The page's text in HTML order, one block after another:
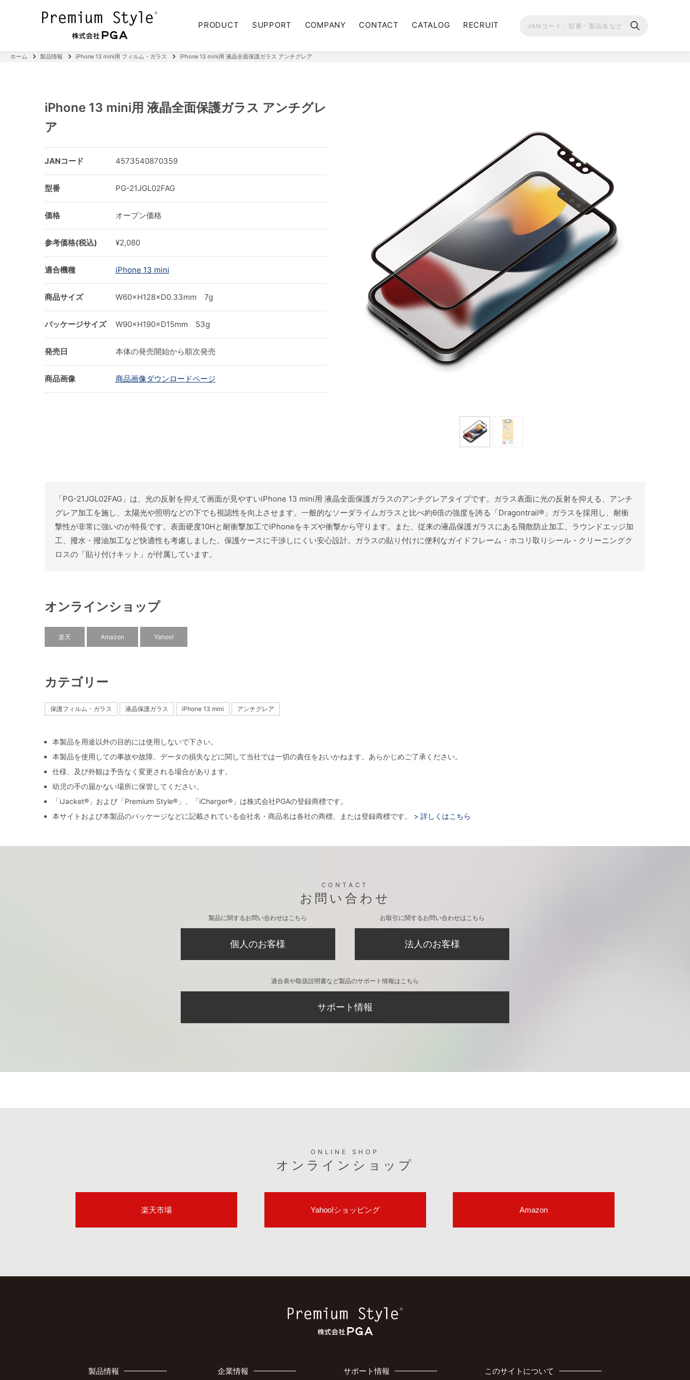
PRODUCT SUPPORT COMPANY CONTACT CATALOG RECRUIT
ホーム 製品情報 iPhone 13 mini用 フィルム・ガラス iPhone 13 mini用 液晶全面保護ガラス アンチグレア
iPhone 13 mini用 液晶全面保護ガラス アンチグレ
ア
JANコード 4573540870359
型番 PG-21JGL02FAG
価格 オープン価格
参考価格(税込) ¥2,080
適合機種 iPhone 13 mini
商品サイズ W60×H128×D0.33mm 7g
パッケージサイズ W90×H190×D15mm 53g
発売日 本体の発売開始から順次発売
商品画像 商品画像ダウンロードページ
「PG-21JGL02FAG」は、光の反射を抑えて画面が見やすいiPhone 13 mini用 液晶全面保護ガラスのアンチグレアタイプです。ガラス表面に光の反射を抑える、アンチ
グレア加工を施し、太陽光や照明などの下でも視認性を向上させます。一般的なソーダライムガラスと比べ約6倍の強度を誇る「Dragontrail®」ガラスを採用し、耐衝
撃性が非常に強いのが特長です。表面硬度10Hと耐衝撃加工でiPhoneをキズや衝撃から守ります。また、従来の液晶保護ガラスにある飛散防止加工、ラウンドエッジ加
工、撥水・撥油加工など快適性も考慮しました。保護ケースに干渉しにくい安心設計。ガラスの貼り付けに便利なガイドフレーム・ホコリ取りシール・クリーニングク
ロスの「貼り付けキット」が付属しています。
オンラインショップ
楽天 Amazon Yahoo!
カテゴリー
保護フィルム・ガラス 液晶保護ガラス iPhone 13 mini アンチグレア
本製品を用途以外の目的には使用しないで下さい。
本製品を使用しての事故や故障、データの損失などに関して当社では一切の責任をおいかねます。あらかじめご了承ください。
仕様、及び外観は予告なく変更される場合があります。
幼児の手の届かない場所に保管してください。
「iJacket®」および「Premium Style®」、「iCharger®」は株式会社PGAの登録商標です。
本サイトおよび本製品のパッケージなどに記載されている会社名・商品名は各社の商標、または登録商標です。
> 詳しくはこちら
CONTACT
お問い合わせ
製品に関するお問い合わせはこちら
個人のお客様
お取引に関するお問い合わせはこちら
法人のお客様
適合表や取扱説明書など製品のサポート情報はこちら
サポート情報
ONLINE SHOP
オンラインショップ
楽天市場 Yahoo!ショッピング Amazon
製品情報 企業情報 サポート情報 このサイトについて